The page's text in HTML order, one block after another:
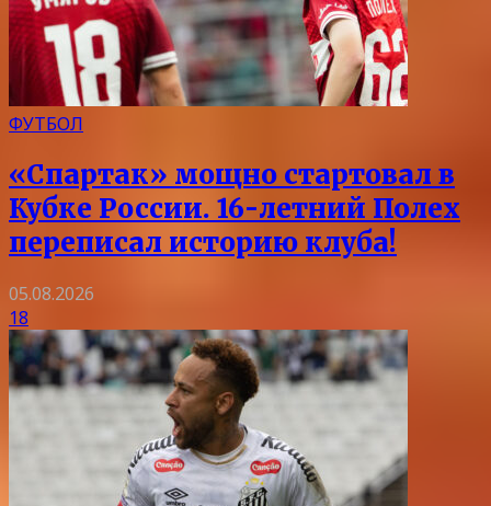
ФУТБОЛ
«Спартак» мощно стартовал в
Кубке России. 16-летний Полех
переписал историю клуба!
05.08.2026
18